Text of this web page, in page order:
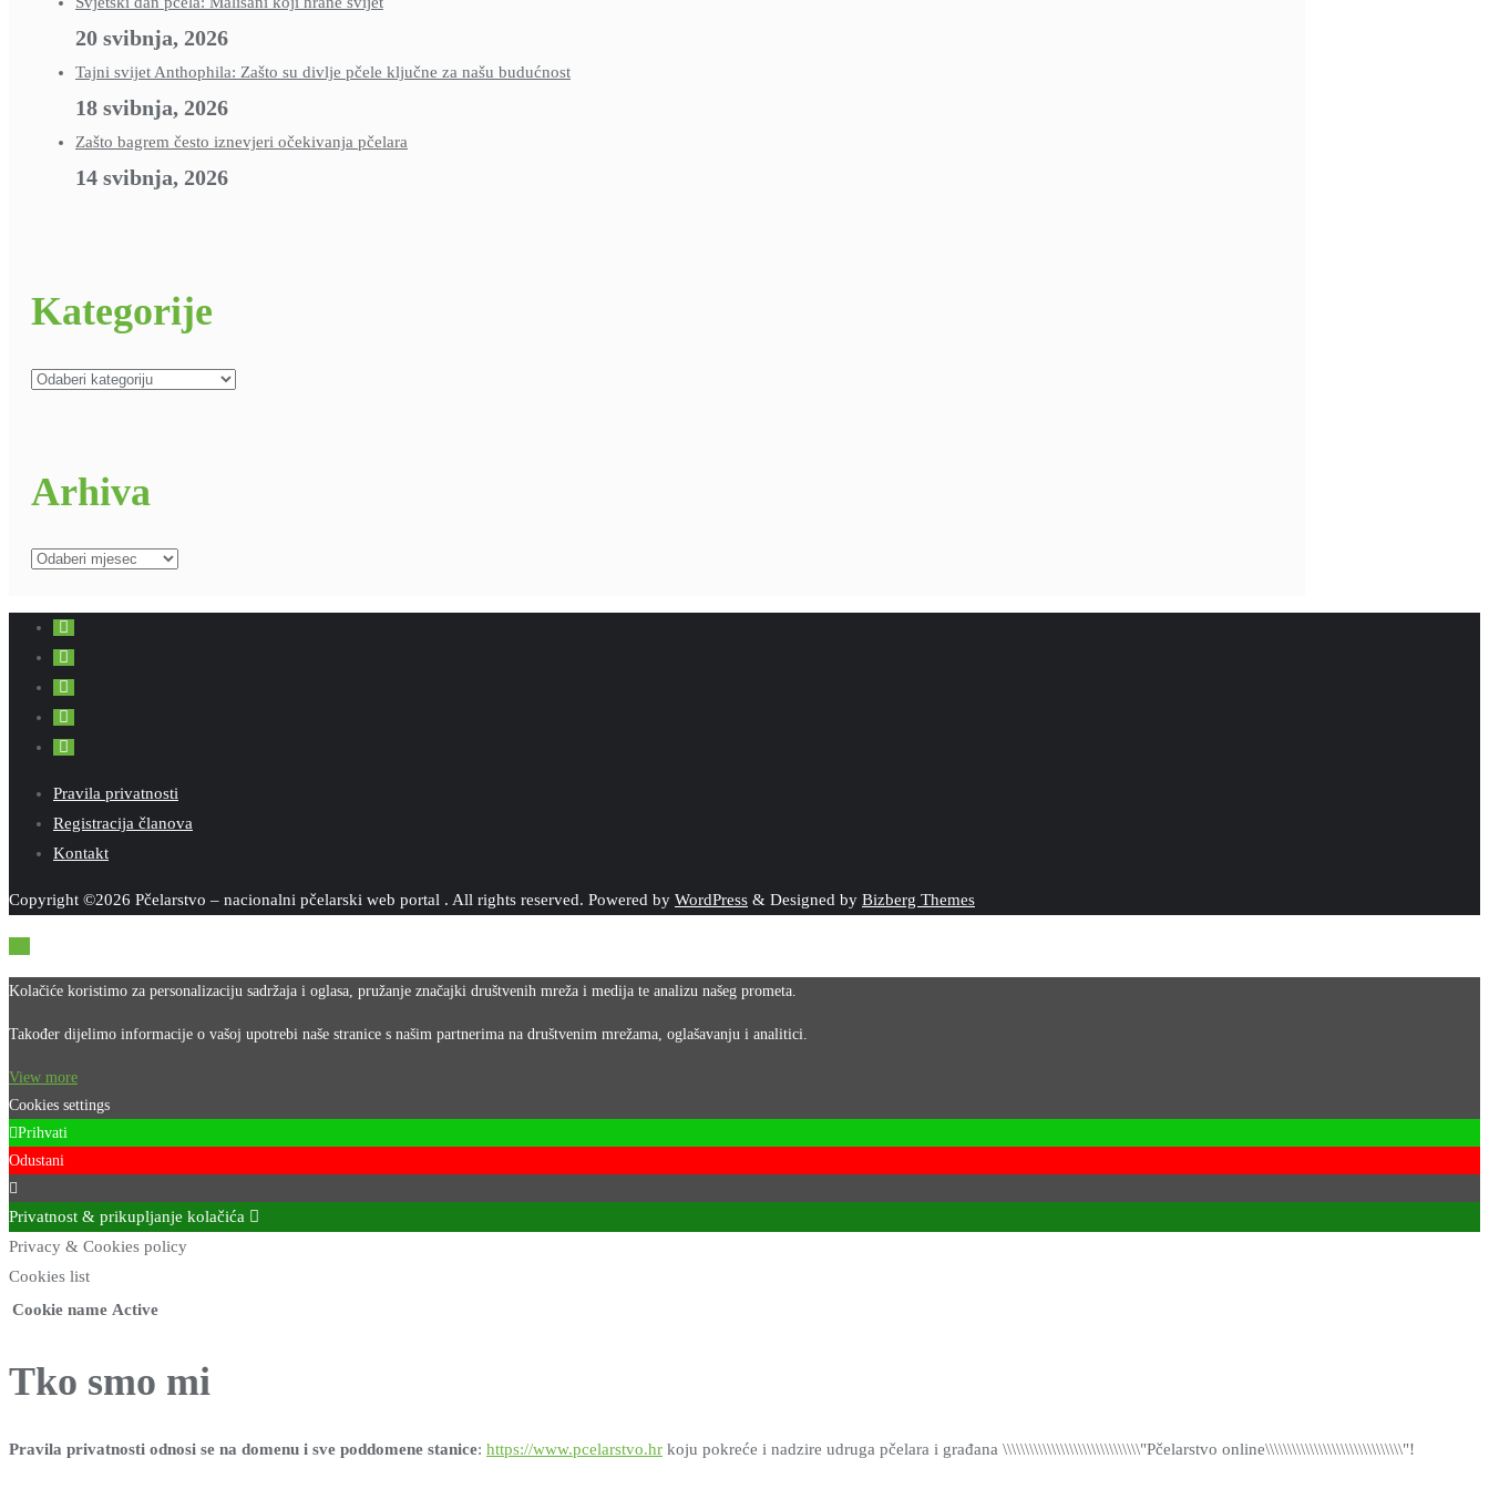
20 svibnja, 2026
Tajni svijet Anthophila: Zašto su divlje pčele ključne za našu budućnost
18 svibnja, 2026
Zašto bagrem često iznevjeri očekivanja pčelara
14 svibnja, 2026
Kategorije
Kategorije
Arhiva
Arhiva
Pravila privatnosti
Registracija članova
Kontakt
Copyright ©2026 Pčelarstvo – nacionalni pčelarski web portal . All rights reserved. Powered by WordPress & Designed by Bizberg Themes
Kolačiće koristimo za personalizaciju sadržaja i oglasa, pružanje značajki društvenih mreža i medija te analizu našeg prometa.
Također dijelimo informacije o vašoj upotrebi naše stranice s našim partnerima na društvenim mrežama, oglašavanju i analitici.
View more
Cookies settings
Prihvati
Odustani
Privatnost & prikupljanje kolačića
Privacy & Cookies policy
Cookies list
Cookie name Active
Tko smo mi
Pravila privatnosti odnosi se na domenu i sve poddomene stanice: https://www.pcelarstvo.hr koju pokreće i nadzire udruga pčelara i građana \\\\\\\\\\\\\\\\\\\\\\\\\\\\\\\"Pčelarstvo online\\\\\\\\\\\\\\\\\\\\\\\\\\\\\\\"!